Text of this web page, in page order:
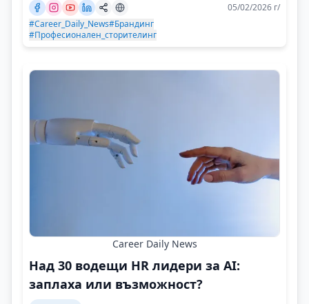
05/02/2026 г/
#Career_Daily_News#Брандинг
#Професионален_сторителинг
Career Daily News
Над 30 водещи HR лидери за AI:
заплаха или възможност?